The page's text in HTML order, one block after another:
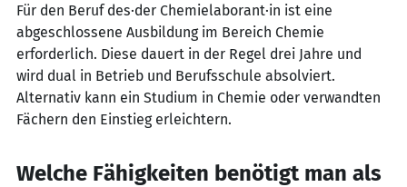
Für den Beruf des·der Chemielaborant·in ist eine
abgeschlossene Ausbildung im Bereich Chemie
erforderlich. Diese dauert in der Regel drei Jahre und
wird dual in Betrieb und Berufsschule absolviert.
Alternativ kann ein Studium in Chemie oder verwandten
Fächern den Einstieg erleichtern.
Welche Fähigkeiten benötigt man als